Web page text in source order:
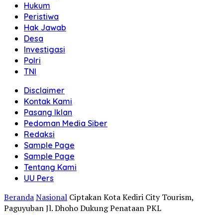
Hukum
Peristiwa
Hak Jawab
Desa
Investigasi
Polri
TNI
Disclaimer
Kontak Kami
Pasang Iklan
Pedoman Media Siber
Redaksi
Sample Page
Sample Page
Tentang Kami
UU Pers
BerandaNasional Ciptakan Kota Kediri City Tourism,
Paguyuban Jl. Dhoho Dukung Penataan PKL